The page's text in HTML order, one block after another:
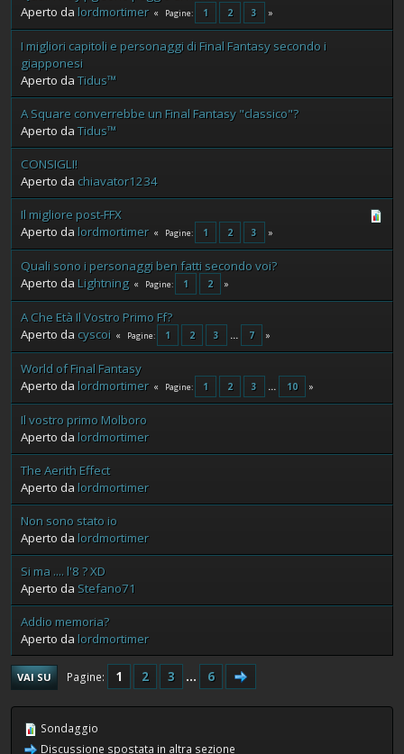
Aperto da lordmortimer Pagine 1 2 3
I migliori capitoli e personaggi di Final Fantasy secondo i
giapponesi
Aperto da Tidus™
A Square converrebbe un Final Fantasy "classico"?
Aperto da Tidus™
CONSIGLI!
Aperto da chiavator1234
Il migliore post-FFX
Aperto da lordmortimer Pagine 1 2 3
Quali sono i personaggi ben fatti secondo voi?
Aperto da Lightning Pagine 1 2
A Che Età Il Vostro Primo Ff?
Aperto da cyscoi Pagine 1 2 3 ... 7
World of Final Fantasy
Aperto da lordmortimer Pagine 1 2 3 ... 10
Il vostro primo Molboro
Aperto da lordmortimer
The Aerith Effect
Aperto da lordmortimer
Non sono stato io
Aperto da lordmortimer
Si ma .... l'8 ? XD
Aperto da Stefano71
Addio memoria?
Aperto da lordmortimer
VAI SU Pagine 1 2 3 ... 6
Sondaggio
Discussione spostata in altra sezione